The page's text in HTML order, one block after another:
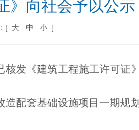
》向社会予以公示
[ 大 中 小 ]
核发《建筑工程施工许可证》
配套基础设施项目一期规划